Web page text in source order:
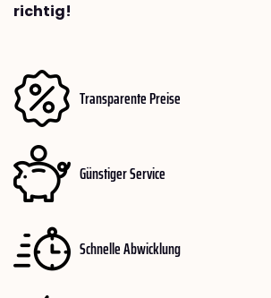
richtig!
Transparente Preise
Günstiger Service
Schnelle Abwicklung